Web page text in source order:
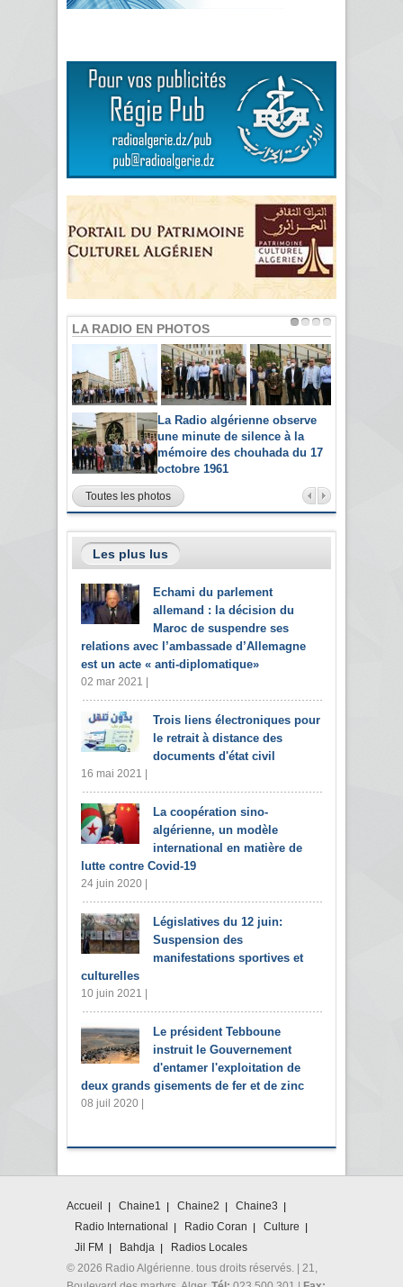
LA RADIO EN PHOTOS
La Radio algérienne observe
une minute de silence à la
mémoire des chouhada du 17
octobre 1961
Toutes les photos
Les plus lus
Echami du parlement
allemand : la décision du
Maroc de suspendre ses
relations avec l’ambassade d’Allemagne
est un acte « anti-diplomatique»
02 mar 2021 |
Trois liens électroniques pour
le retrait à distance des
documents d'état civil
16 mai 2021 |
La coopération sino-
algérienne, un modèle
international en matière de
lutte contre Covid-19
24 juin 2020 |
Législatives du 12 juin:
Suspension des
manifestations sportives et
culturelles
10 juin 2021 |
Le président Tebboune
instruit le Gouvernement
d'entamer l'exploitation de
deux grands gisements de fer et de zinc
08 juil 2020 |
Accueil Chaine1 Chaine2
Chaine3
Radio International
Radio Coran
Culture
Jil FM
Bahdja
Radios Locales
© 2026 Radio Algérienne. tous droits réservés. | 21,